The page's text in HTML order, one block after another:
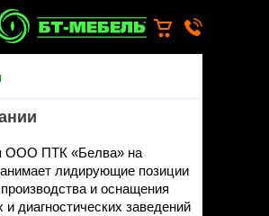
операционных
медицинской мебели
ООО ПТК «Белва» на
лидирующие позиции
и оснащения
диагностических заведений